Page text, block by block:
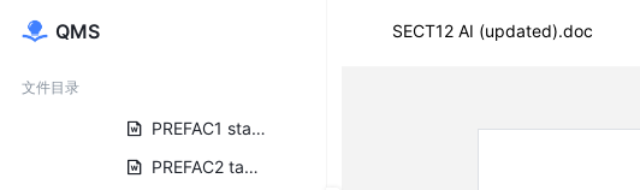
QMS
文件目录
PREFAC1 statement.doc
PREFAC2 table of content (updated).doc
SECT12 AI (updated).doc